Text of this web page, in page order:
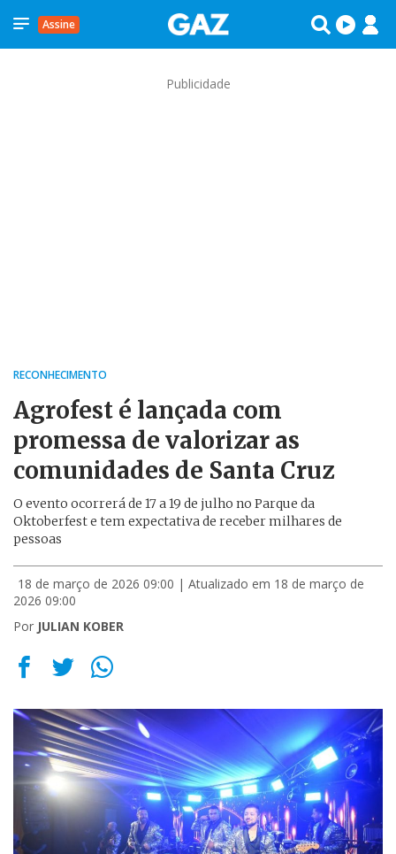
Assine
Publicidade
RECONHECIMENTO
Agrofest é lançada com
promessa de valorizar as
comunidades de Santa Cruz
O evento ocorrerá de 17 a 19 de julho no Parque da
Oktoberfest e tem expectativa de receber milhares de
pessoas
18 de março de 2026 09:00 | Atualizado em 18 de março de
2026 09:00
Por JULIAN KOBER